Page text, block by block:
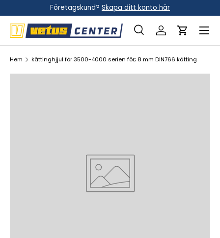
Hoppa till innehållet
Företagskund? Skapa ditt konto här
Sök
Sök Logga inVagn
Meny
Hem kättinghjjul för 3500-4000 serien för; 8 mm DIN766 kätting